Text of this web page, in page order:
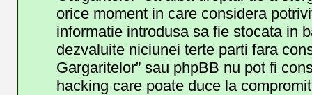
orice moment in care considera
informatie introdusa sa fie stocata in
dezvaluite niciunei terte parti fara
Gargaritelor” sau phpBB nu pot fi
hacking care poate duce la